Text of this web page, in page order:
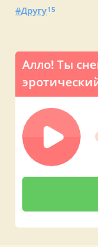
Алло! Ты
Другу15